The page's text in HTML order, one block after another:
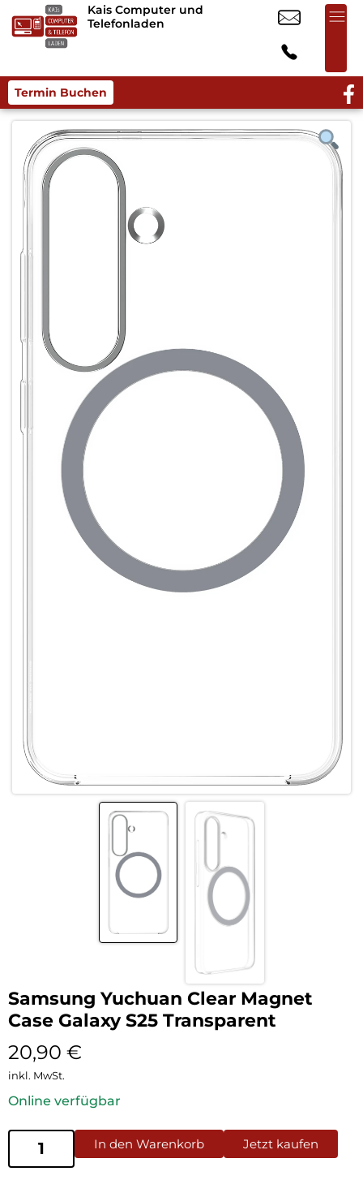
Kais Computer und
Telefonladen
Termin Buchen
Samsung Yuchuan Clear Magnet
Case Galaxy S25 Transparent
20,90 €
inkl. MwSt.
Online verfügbar
In den Warenkorb Jetzt kaufen